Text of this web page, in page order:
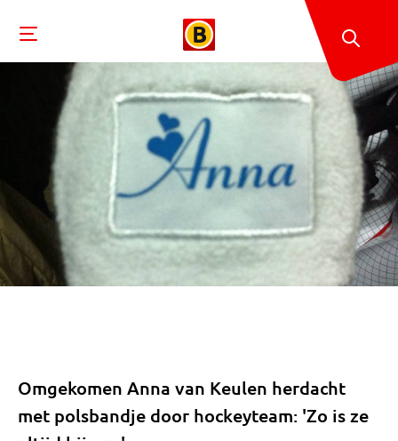
Omgekomen Anna van Keulen herdacht
met polsbandje door hockeyteam: 'Zo is ze